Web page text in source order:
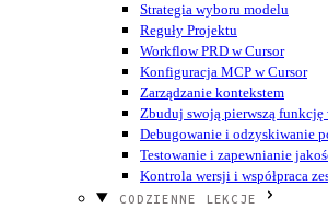
Strategia wyboru modelu
Reguły Projektu
Workflow PRD w Cursor
Konfiguracja MCP w Cursor
Zarządzanie kontekstem
Zbuduj swoją pierwszą funkcję
Debugowanie i odzyskiwanie
Testowanie i zapewnianie
Kontrola wersji i współpraca
CODZIENNE LEKCJE